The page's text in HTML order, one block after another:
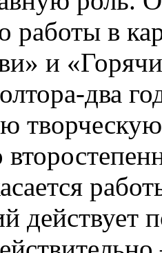
работы в
и
два